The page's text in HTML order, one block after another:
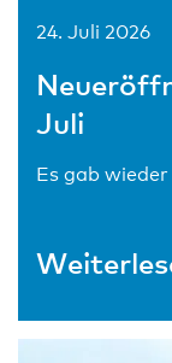
24. Juli 2026
Juli
Es gab